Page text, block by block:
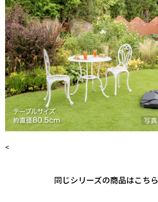
<
同じシリーズの商品はこちら